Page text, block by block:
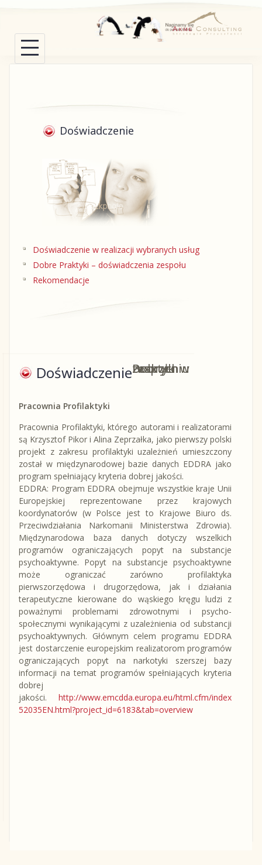
content
Doświadczenie
Doświadczenie w realizacji wybranych usług
Dobre Praktyki – doświadczenia zespołu
Rekomendacje
Doświadczeniezespołu w tworzeniu Dobrych Praktyk
Pracownia Profilaktyki
Pracownia Profilaktyki, którego autorami i realizatorami
są Krzysztof Pikor i Alina Zeprzałka, jako pierwszy polski
projekt z zakresu profilaktyki uzależnień umieszczony
został w międzynarodowej bazie danych EDDRA jako
program spełniający kryteria dobrej jakości.
EDDRA: Program EDDRA obejmuje wszystkie kraje Unii
Europejskiej reprezentowane przez krajowych
koordynatorów (w Polsce jest to Krajowe Biuro ds.
Przeciwdziałania Narkomanii Ministerstwa Zdrowia).
Międzynarodowa baza danych dotyczy wszelkich
programów ograniczających popyt na substancje
psychoaktywne. Popyt na substancje psychoaktywne
może ograniczać zarówno profilaktyka
pierwszorzędowa i drugorzędowa, jak i działania
terapeutyczne kierowane do wąskiego kręgu ludzi z
poważnymi problemami zdrowotnymi i psycho-
społecznymi wynikającymi z uzależnienia od substancji
psychoaktywnych. Głównym celem programu EDDRA
jest dostarczenie europejskim realizatorom programów
ograniczających popyt na narkotyki szerszej bazy
informacji na temat programów spełniających kryteria
dobrej
jakości.
http://www.emcdda.europa.eu/html.cfm/index
52035EN.html?project_id=6183&tab=overview